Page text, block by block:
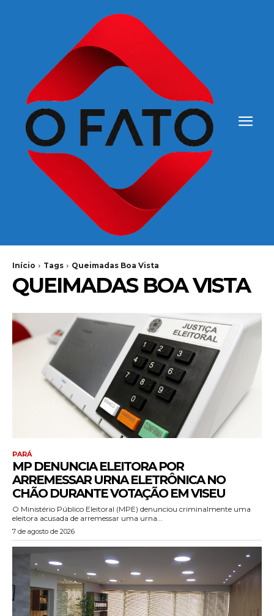
Início Tags Queimadas Boa Vista
QUEIMADAS BOA VISTA
PARÁ
MP DENUNCIA ELEITORA POR
ARREMESSAR URNA ELETRÔNICA NO
CHÃO DURANTE VOTAÇÃO EM VISEU
O Ministério Público Eleitoral (MPE) denunciou criminalmente uma
eleitora acusada de arremessar uma urna...
7 de agosto de 2026